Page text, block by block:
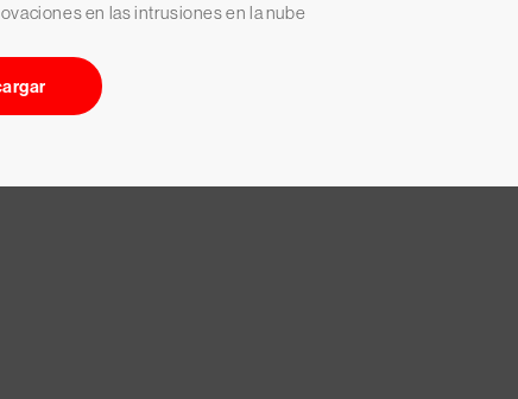
en las intrusiones en la nube